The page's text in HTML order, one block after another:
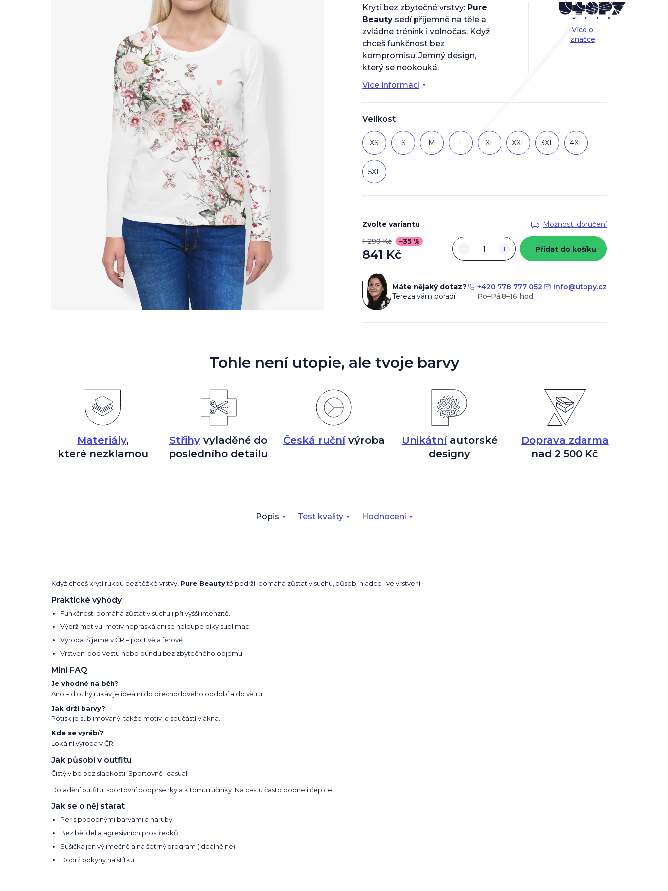
Velikost
XS S M L XL XXL 3XL 4XL
5XL
Více informací
Krytí bez zbytečné vrstvy: Pure
Beauty sedí příjemně na těle a
zvládne trénink i volnočas. Když
chceš funkčnost bez
kompromisu. Jemný design,
který se neokouká.
Více o
značce
Zvolte variantu
Možnosti doručení
1 299 Kč
–35 %
841 Kč
cena:
+
− Přidat do košíku
0,0
z
5
hvězdiček.
Máte nějaký dotaz?
Tereza vám poradí
+420 778 777 052 info@utopy.cz
Tohle není utopie, ale tvoje barvy
Materiály,
které nezklamou
Střihy vyladěné do
posledního detailu
Česká ručnívýroba Unikátníautorské
designy
Doprava zdarma
nad 2 500 Kč
Popis Test kvality Hodnocení
Když chceš krytí rukou bez těžké vrstvy, Pure Beautytě podrží: pomáhá zůstat v suchu, působí hladce i ve vrstvení.
Praktické výhody
Funkčnost: pomáhá zůstat v suchu i při vyšší intenzitě.
Výdrž motivu: motiv nepraská ani se neloupe díky sublimaci.
Výroba: Šijeme v ČR – poctivě a férově.
Vrstvení pod vestu nebo bundu bez zbytečného objemu.
Mini FAQ
Je vhodné na běh?
Ano – dlouhý rukáv je ideální do přechodového období a do větru.
Jak drží barvy?
Potisk je sublimovaný, takže motiv je součástí vlákna.
Kde se vyrábí?
Lokální výroba v ČR.
Jak působí v outfitu
Čistý vibe bez sladkosti. Sportovně i casual.
Doladění outfitu: sportovní podprsenky a k tomu ručníky . Na cestu často bodne ičepice
Jak se o něj starat
Per s podobnými barvami a naruby.
Bez bělidel a agresivních prostředků.
Sušička jen výjimečně a na šetrný program (ideálně ne).
Dodrž pokyny na štítku.